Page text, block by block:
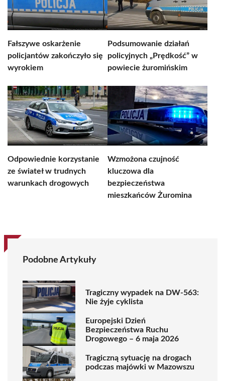
Fałszywe oskarżenie
policjantów zakończyło się
wyrokiem
Podsumowanie działań
policyjnych „Prędkość” w
powiecie żuromińskim
Odpowiednie korzystanie
ze świateł w trudnych
warunkach drogowych
Wzmożona czujność
kluczowa dla
bezpieczeństwa
mieszkańców Żuromina
Podobne Artykuły
Tragiczny wypadek na DW-563:
Nie żyje cyklista
Europejski Dzień
Bezpieczeństwa Ruchu
Drogowego – 6 maja 2026
Tragiczną sytuację na drogach
podczas majówki w Mazowszu